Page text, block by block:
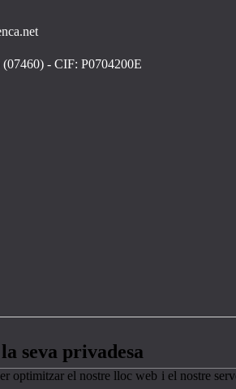
- CIF: P0704200E
seva privadesa
optimitzar el nostre lloc web i el nostre